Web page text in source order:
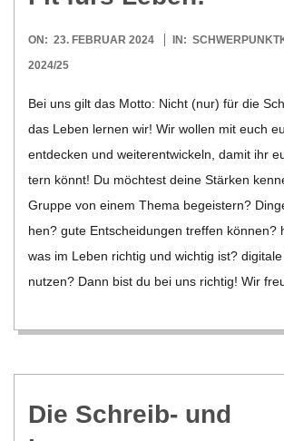
C
H
M
D
T
-
S
2024-
02-
ON: 23. FEBRUAR 2024 IN:
2024/25
Bei uns gilt das Motto: Nicht (nur) für die
das Leben ler­nen wir! Wir wol­len mit euch
ent­de­cken und wei­ter­ent­wi­ckeln, damit ihr
tern könnt! Du möch­test deine Stär­ken
Gruppe von einem Thema begeis­tern?
hen? gute Ent­schei­dun­gen tref­fen kön­nen?
was im Leben rich­tig und wich­tig ist?
nut­zen? Dann bist du bei uns rich­tig! Wir
Die Schreib- und